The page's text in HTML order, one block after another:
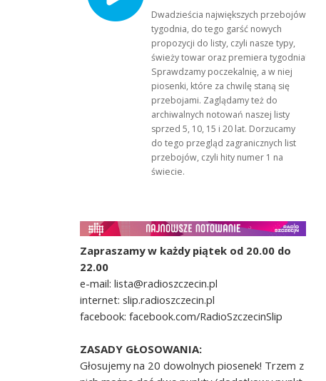
Dwadzieścia największych przebojów
tygodnia, do tego garść nowych
propozycji do listy, czyli nasze typy,
świeży towar oraz premiera tygodnia!
Sprawdzamy poczekalnię, a w niej
piosenki, które za chwilę staną się
przebojami. Zaglądamy też do
archiwalnych notowań naszej listy
sprzed 5, 10, 15 i 20 lat. Dorzucamy
do tego przegląd zagranicznych list
przebojów, czyli hity numer 1 na
świecie.
Zapraszamy w każdy piątek od 20.00 do
22.00
e-mail: lista@radioszczecin.pl
internet: slip.radioszczecin.pl
facebook: facebook.com/RadioSzczecinSlip
ZASADY GŁOSOWANIA:
Głosujemy na 20 dowolnych piosenek! Trzem z